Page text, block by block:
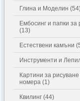
Глина и Моделин
Ембосинг и папки
(13)
Естествени камъни
Инструменти и
Картини за рисуване
номера (1)
Квилинг (44)